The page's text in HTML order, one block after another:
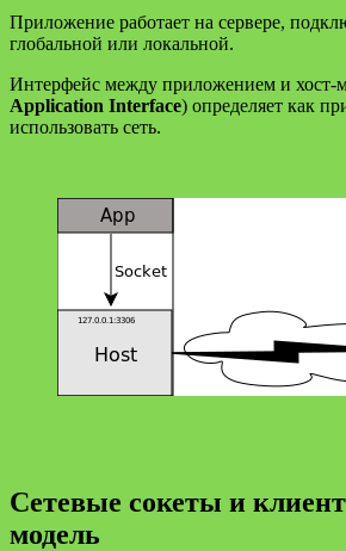
Приложение работает на сервере,
глобальной или локальной.
Интерфейс между приложением и
Application Interface) определяет как
использовать сеть.
Сетевые сокеты и
модель